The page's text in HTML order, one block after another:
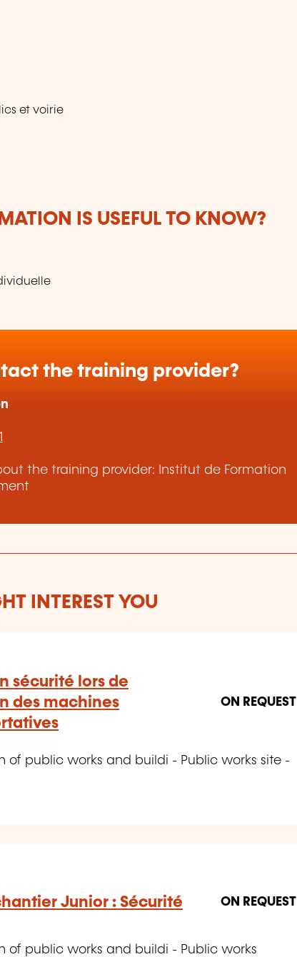
et voirie
IS USEFUL TO KNOW?
the training provider?
the training provider: Institut de Formation
INTEREST YOU
sécurité lors de
des machines
ON REQUEST
of public works and buildi - Public works site -
Junior : Sécurité ON REQUEST
of public works and buildi - Public works